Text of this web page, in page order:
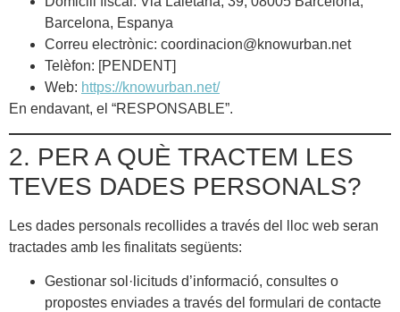
Barcelona, Espanya
Correu electrònic: coordinacion@knowurban.net
Telèfon: [PENDENT]
Web: https://knowurban.net/
En endavant, el “RESPONSABLE”.
2. PER A QUÈ TRACTEM LES
TEVES DADES PERSONALS?
Les dades personals recollides a través del lloc web seran
tractades amb les finalitats següents:
Gestionar sol·licituds d’informació, consultes o
propostes enviades a través del formulari de contacte